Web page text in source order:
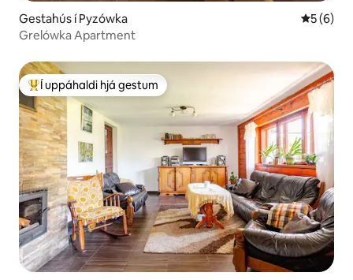
Gestahús í Pyzówka 5 af 5 í
5 (6)
Grelówka Apartment
Í mestu uppáhaldi hjá gestum
Í uppáhaldi hjá gestum